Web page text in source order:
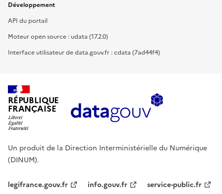
Développement
API du portail
Moteur open source : udata (17.2.0)
Interface utilisateur de data.gouv.fr : cdata (7ad44f4)
RÉPUBLIQUE
FRANÇAISE
Un produit de la Direction Interministérielle du Numérique
(DINUM).
legifrance.gouv.fr info.gouv.fr service-public.fr